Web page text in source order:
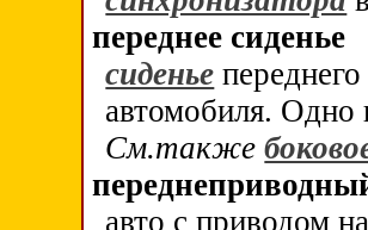
переднее сиденье
сиденье
автомобиля. Одно
См.также
авто с приводом